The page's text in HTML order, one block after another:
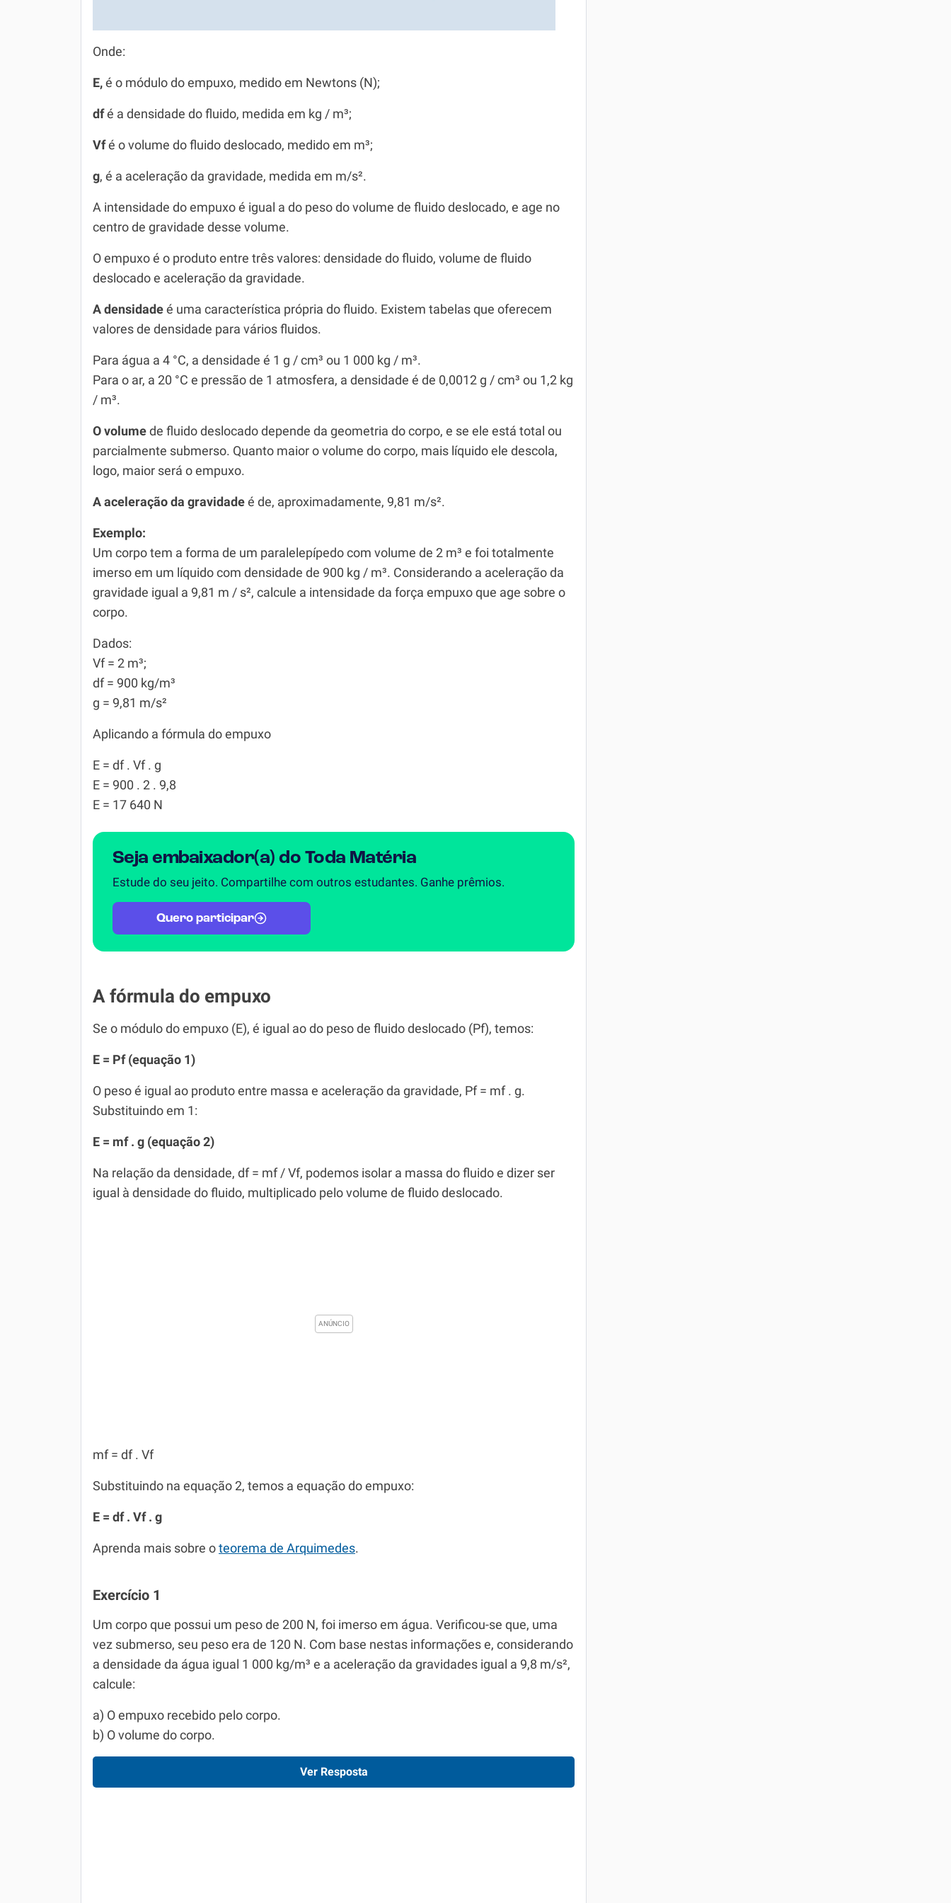
Onde:
E, é o módulo do empuxo, medido em Newtons (N);
dfé a densidade do fluido, medida em kg / m³;
Vfé o volume do fluido deslocado, medido em m³;
g, é a aceleração da gravidade, medida em m/s².
A intensidade do empuxo é igual a do peso do volume de fluido deslocado, e age no
centro de gravidade desse volume.
O empuxo é o produto entre três valores: densidade do fluido, volume de fluido
deslocado e aceleração da gravidade.
A densidade é uma característica própria do fluido. Existem tabelas que oferecem
valores de densidade para vários fluidos.
Para água a 4 °C, a densidade é 1 g / cm³ ou 1 000 kg / m³.
Para o ar, a 20 °C e pressão de 1 atmosfera, a densidade é de 0,0012 g / cm³ ou 1,2 kg
/ m³.
O volume de fluido deslocado depende da geometria do corpo, e se ele está total ou
parcialmente submerso. Quanto maior o volume do corpo, mais líquido ele descola,
logo, maior será o empuxo.
A aceleração da gravidade é de, aproximadamente, 9,81 m/s².
Exemplo:
Um corpo tem a forma de um paralelepípedo com volume de 2 m³ e foi totalmente
imerso em um líquido com densidade de 900 kg / m³. Considerando a aceleração da
gravidade igual a 9,81 m / s², calcule a intensidade da força empuxo que age sobre o
corpo.
Dados:
Vf = 2 m³;
df = 900 kg/m³
g = 9,81 m/s²
Aplicando a fórmula do empuxo
E = df . Vf . g
E = 900 . 2 . 9,8
E = 17 640 N
Seja embaixador(a) do Toda Matéria
Estude do seu jeito. Compartilhe com outros estudantes. Ganhe prêmios.
Quero participar
A fórmula do empuxo
Se o módulo do empuxo (E), é igual ao do peso de fluido deslocado (Pf), temos:
E = Pf (equação 1)
O peso é igual ao produto entre massa e aceleração da gravidade, Pf = mf . g.
Substituindo em 1:
E = mf . g (equação 2)
Na relação da densidade, df = mf / Vf, podemos isolar a massa do fluido e dizer ser
igual à densidade do fluido, multiplicado pelo volume de fluido deslocado.
mf = df . Vf
Substituindo na equação 2, temos a equação do empuxo:
E = df . Vf . g
Aprenda mais sobre o teorema de Arquimedes.
Exercício 1
Um corpo que possui um peso de 200 N, foi imerso em água. Verificou-se que, uma
vez submerso, seu peso era de 120 N. Com base nestas informações e, considerando
a densidade da água igual 1 000 kg/m³ e a aceleração da gravidades igual a 9,8 m/s²,
calcule:
a) O empuxo recebido pelo corpo.
b) O volume do corpo.
Ver Resposta